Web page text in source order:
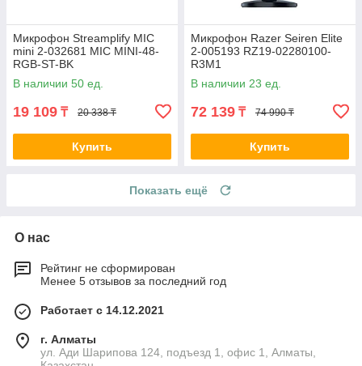
Микрофон Streamplify MIC
mini 2-032681 MIC MINI-48-
RGB-ST-BK
В наличии 50 ед.
19 109 ₸ 20 338 ₸
Купить
Микрофон Razer Seiren Elite
2-005193 RZ19-02280100-
R3M1
В наличии 23 ед.
72 139 ₸ 74 990 ₸
Купить
Показать ещё
О нас
Рейтинг не сформирован
Менее 5 отзывов за последний год
Работает с 14.12.2021
г. Алматы
ул. Ади Шарипова 124, подъезд 1, офис 1, Алматы,